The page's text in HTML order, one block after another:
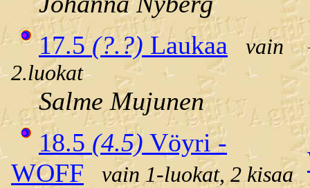
17.5(?.?) Laukaa
vain
2.luokat
Salme Mujunen
18.5 (4.5) Vöyri -
WOFF
vain 1-luokat, 2 kisaa